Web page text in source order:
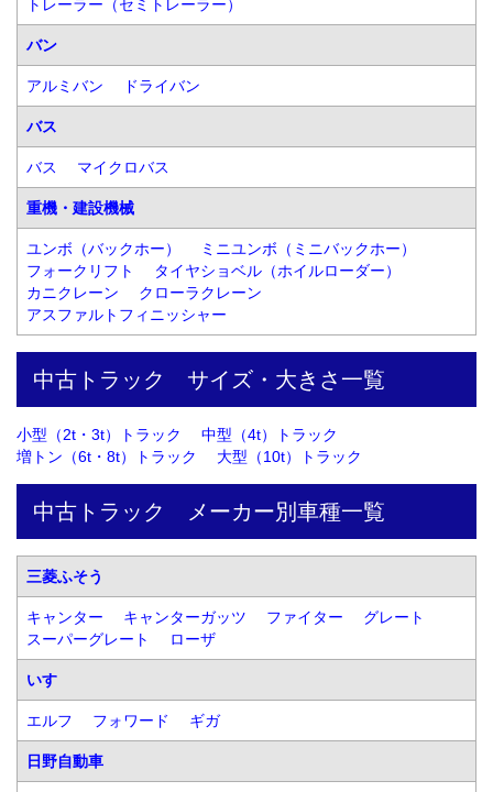
トレーラー（セミトレーラー）
バン
アルミバン ドライバン
バス
バス マイクロバス
重機・建設機械
ユンボ（バックホー）
ミニユンボ（ミニバックホー）
フォークリフト
タイヤショベル（ホイルローダー）
カニクレーン
クローラクレーン
アスファルトフィニッシャー
中古トラック　サイズ・大きさ一覧
小型（2t・3t）トラック
中型（4t）トラック
増トン（6t・8t）トラック
大型（10t）トラック
中古トラック　メーカー別車種一覧
三菱ふそう
キャンター キャンターガッツ ファイター
グレート
スーパーグレート
ローザ
いすゞ
エルフ フォワード ギガ
日野自動車